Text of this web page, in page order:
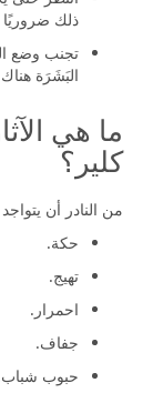
ذلك
تجنب وضع
البَشَرَة
ما هي
كلير؟
من النادر أن
حكة.
تهيج.
احمرار.
جفاف.
حبوب